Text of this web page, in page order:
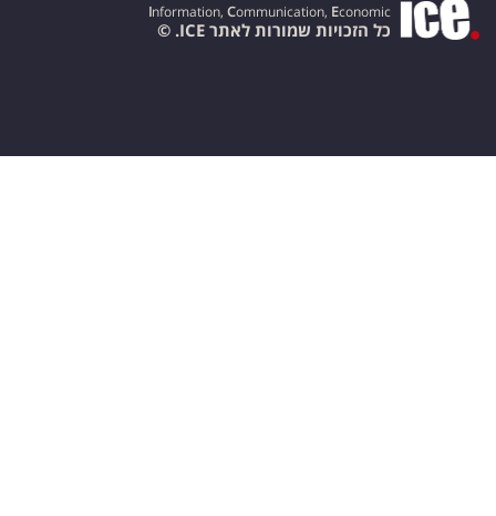
Information, Communication, Economic
כל הזכויות שמורות לאתר ICE. ©